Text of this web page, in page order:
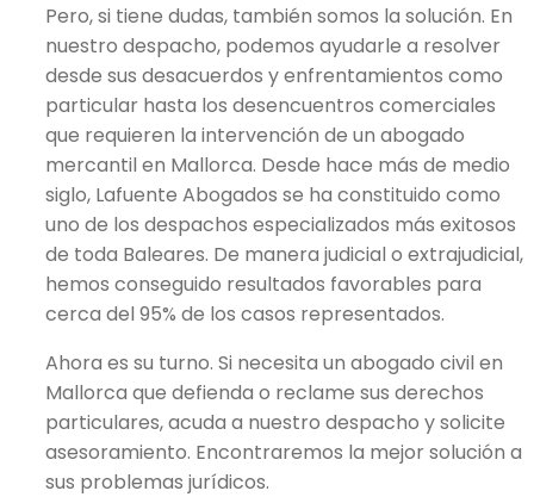
Pero, si tiene dudas, también somos la solución. En
nuestro despacho, podemos ayudarle a resolver
desde sus desacuerdos y enfrentamientos como
particular hasta los desencuentros comerciales
que requieren la intervención de un ​abogado
mercantil en Mallorca​. Desde hace más de medio
siglo, Lafuente Abogados se ha constituido como
uno de los despachos especializados más exitosos
de toda Baleares. De manera judicial o extrajudicial,
hemos conseguido resultados favorables para
cerca del 95% de los casos representados.
Ahora es su turno. Si necesita un ​abogado civil en
Mallorca que defienda o reclame sus derechos
particulares, acuda a nuestro despacho y solicite
asesoramiento. Encontraremos la mejor solución a
sus problemas jurídicos.